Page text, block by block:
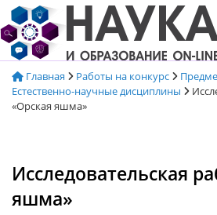
Перейти
к
содержимому
Главная Работы на конкурс
Естественно-научные дисциплины
«Орская яшма»
Исследовательская
яшма»